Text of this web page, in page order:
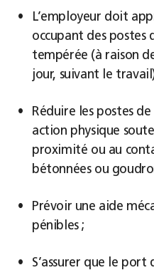
L’employeur doit
occupant des postes
tempérée (à raison
jour, suivant le
Réduire les postes
action physique
proximité ou au
bétonnées ou
Prévoir une aide
pénibles ;
S’assurer que le